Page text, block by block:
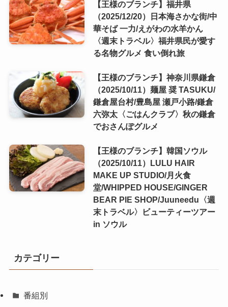
【王様のブランチ】福井県
（2025/12/20）日本海さかな街/中
華そば 一力/えがわの水羊かん
〈週末トラベル〉福井県民が愛す
る名物グルメ 食い倒れ旅
【王様のブランチ】神奈川県鎌倉
（2025/10/11）麺屋 奨 TASUKU/
鎌倉屋台村/豊島屋 瀬戸小路/鎌倉
六弥太〈ごはんクラブ〉秋の鎌倉
でおさんぽグルメ
【王様のブランチ】韓国ソウル
（2025/10/11）LULU HAIR
MAKE UP STUDIO/月火食
堂/WHIPPED HOUSE/GINGER
BEAR PIE SHOP/Juuneedu〈週
末トラベル〉ビューティーツアー
in ソウル
カテゴリー
番組別